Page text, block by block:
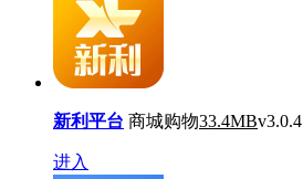
新利平台 商城购物33.4MBv3.0.4
进入